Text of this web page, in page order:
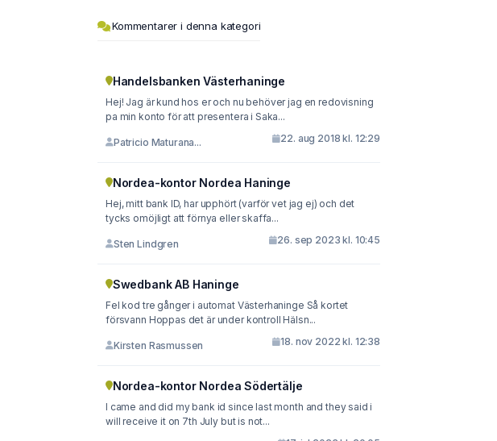
Kommentarer i denna kategori
Handelsbanken Västerhaninge
Hej! Jag är kund hos er och nu behöver jag en redovisning
pa min konto för att presentera i Saka...
Patricio Maturana... 22. aug 2018 kl. 12:29
Nordea-kontor Nordea Haninge
Hej, mitt bank ID, har upphört (varför vet jag ej) och det
tycks omöjligt att förnya eller skaffa...
Sten Lindgren 26. sep 2023 kl. 10:45
Swedbank AB Haninge
Fel kod tre gånger i automat Västerhaninge Så kortet
försvann Hoppas det är under kontroll Hälsn...
Kirsten Rasmussen 18. nov 2022 kl. 12:38
Nordea-kontor Nordea Södertälje
I came and did my bank id since last month and they said i
will receive it on 7th July but is not...